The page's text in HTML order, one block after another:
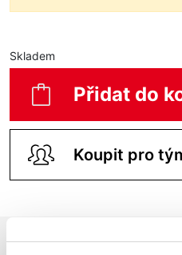
Skladem
Přidat do